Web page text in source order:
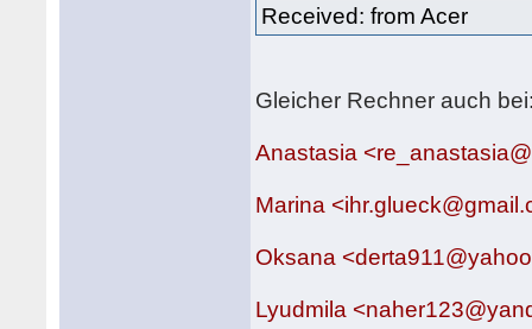
Received: from Acer
Gleicher Rechner auch
Anastasia
Marina
Oksana
Lyudmila